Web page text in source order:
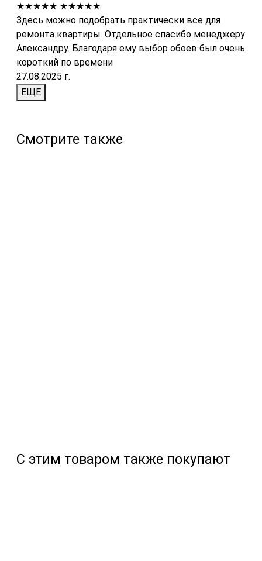
★★★★★ ★★★★★
Здесь можно подобрать практически все для
ремонта квартиры. Отдельное спасибо менеджеру
Александру. Благодаря ему выбор обоев был очень
короткий по времени
27.08.2025 г.
ЕЩЕ
Смотрите также
С этим товаром также покупают